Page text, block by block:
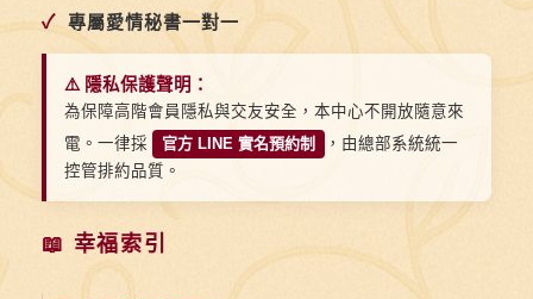
婚
吧
✓ 專屬愛情秘書一對一
⚠️ 隱私保護聲明：
為保障高階會員隱私與交友安全，本中心不開放隨意來
電。一律採
官方 LINE 實名預約制
，由總部系統統一
控管排約品質。
📖 幸福索引